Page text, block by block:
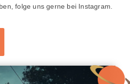
folge uns gerne bei Instagram.